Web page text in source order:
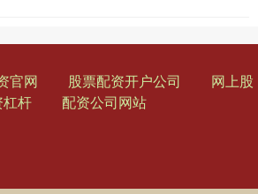
官网 股票配资开户公司
网上股
杆
配资公司网站